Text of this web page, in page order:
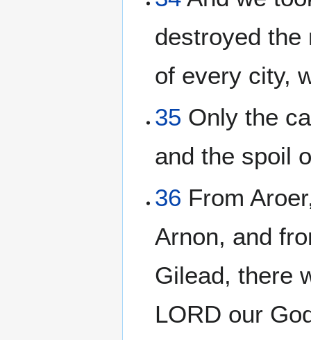
destroyed the
of every city,
35 Only the
and the spoil
36 From
Arnon, and
Gilead, there
LORD our